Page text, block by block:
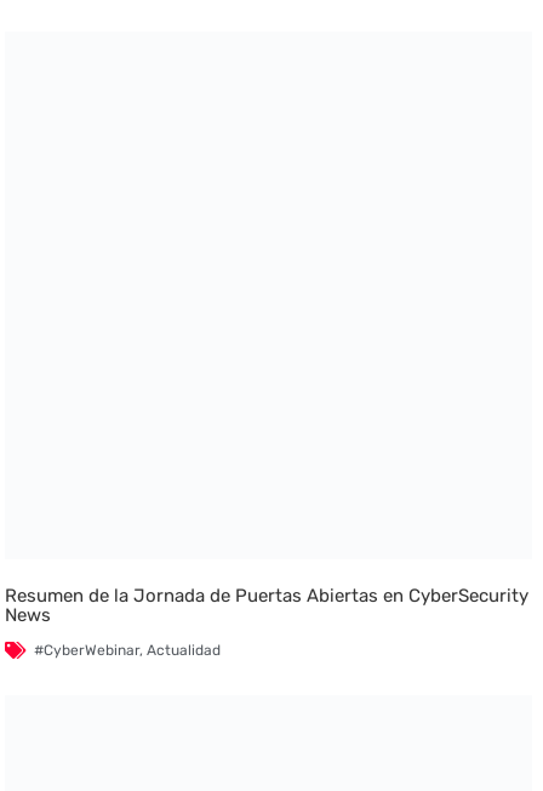
Resumen de la Jornada de Puertas Abiertas en CyberSecurity
News
#CyberWebinar,Actualidad